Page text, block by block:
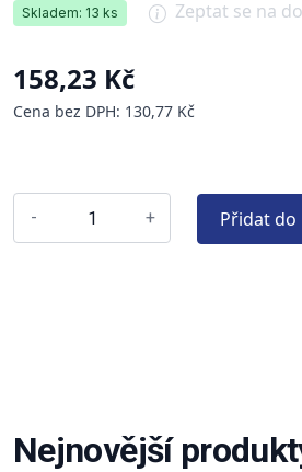
Skladem: 13 ks Zeptat se na
158,23 Kč
Cena bez DPH: 130,77 Kč
- + Přidat do
Nejnovější